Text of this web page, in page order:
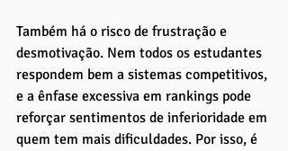
Também há o risco de frustração e
desmotivação. Nem todos os estudantes
respondem bem a sistemas competitivos,
e a ênfase excessiva em rankings pode
reforçar sentimentos de inferioridade em
quem tem mais dificuldades. Por isso, é